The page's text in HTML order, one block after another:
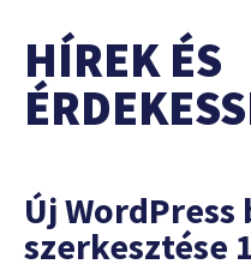
HÍREK ÉS
Új WordPress
szerkesztése